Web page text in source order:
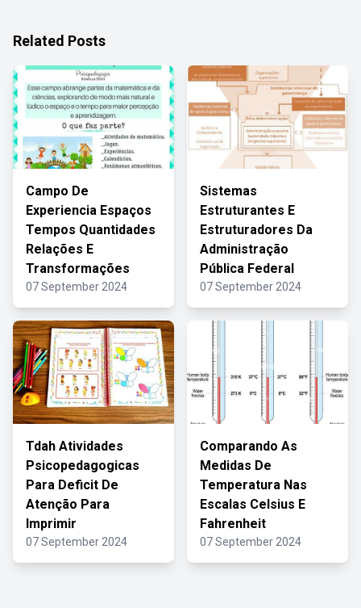
Related Posts
Campo De
Experiencia Espaços
Tempos Quantidades
Relações E
Transformações
07 September 2024
Sistemas
Estruturantes E
Estruturadores Da
Administração
Pública Federal
07 September 2024
Tdah Atividades
Psicopedagogicas
Para Deficit De
Atenção Para
Imprimir
07 September 2024
Comparando As
Medidas De
Temperatura Nas
Escalas Celsius E
Fahrenheit
07 September 2024